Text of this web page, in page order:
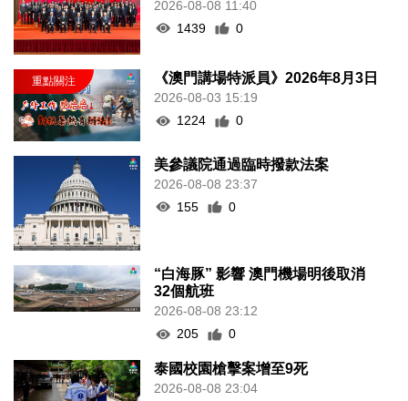
2026-08-08 11:40
1439
0
《澳門講場特派員》2026年8月3日
2026-08-03 15:19
1224
0
美參議院通過臨時撥款法案
2026-08-08 23:37
155
0
“白海豚” 影響 澳門機場明後取消
32個航班
2026-08-08 23:12
205
0
泰國校園槍擊案增至9死
2026-08-08 23:04